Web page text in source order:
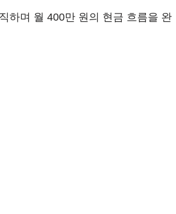
하며 월 400만 원의 현금 흐름을 완